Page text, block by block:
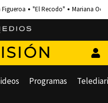
"El Recodo" Mariana
Programas